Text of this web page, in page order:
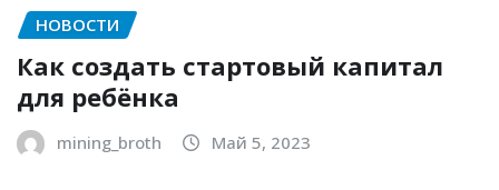
НОВОСТИ
Как создать стартовый капитал
для ребёнка
mining_broth Май 5, 2023